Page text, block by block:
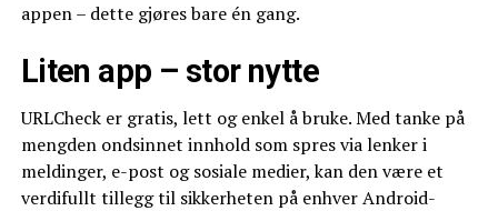
appen – dette gjøres bare én gang.
Liten app – stor nytte
URLCheck er gratis, lett og enkel å bruke. Med tanke på
mengden ondsinnet innhold som spres via lenker i
meldinger, e-post og sosiale medier, kan den være et
verdifullt tillegg til sikkerheten på enhver Android-